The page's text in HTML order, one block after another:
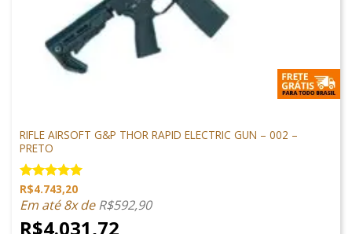
RIFLE AIRSOFT G&P THOR RAPID ELECTRIC GUN – 002 –
PRETO
Avaliação
5.00 de 5
R$4.743,20
Em até 8x deR$592,90
R$4.031,72